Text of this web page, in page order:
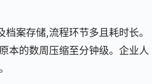
案存储,流程环节多且耗时长。
本的数周压缩至分钟级。企业人